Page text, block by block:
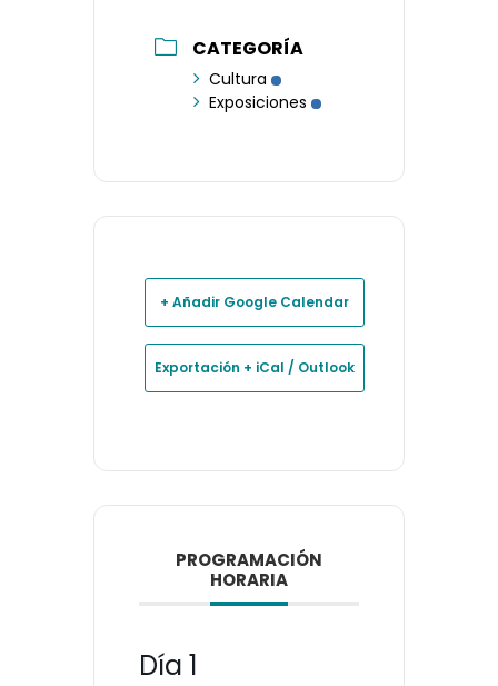
CATEGORÍA
Cultura
Exposiciones
+ Añadir Google Calendar
Exportación + iCal / Outlook
PROGRAMACIÓN
HORARIA
Día 1